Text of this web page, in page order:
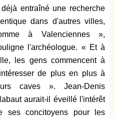
entraîné une recherche
dans d'autres villes,
à Valenciennes »,
l'archéologue. « Et à
les gens commencent à
de plus en plus à
caves ». Jean-Denis
aurait-il éveillé l'intérêt
ses concitoyens pour les